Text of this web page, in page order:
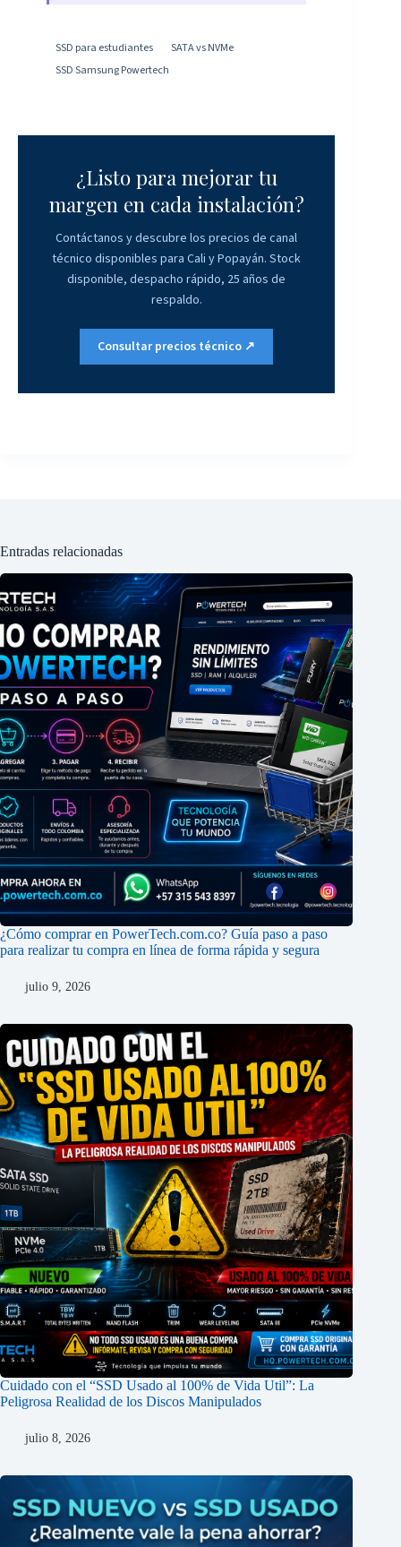
SSD para estudiantes
SATA vs NVMe
SSD Samsung Powertech
¿Listo para mejorar tu
margen en cada instalación?
Contáctanos y descubre los precios de canal
técnico disponibles para Cali y Popayán. Stock
disponible, despacho rápido, 25 años de
respaldo.
Consultar precios técnico ↗
Entradas relacionadas
¿Cómo comprar en PowerTech.com.co? Guía paso a paso
para realizar tu compra en línea de forma rápida y segura
julio 9, 2026
Cuidado con el “SSD Usado al 100% de Vida Util”: La
Peligrosa Realidad de los Discos Manipulados
julio 8, 2026